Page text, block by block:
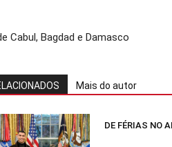
Cabul, Bagdad e Damasco
Mais do autor
DE FÉRIAS NO